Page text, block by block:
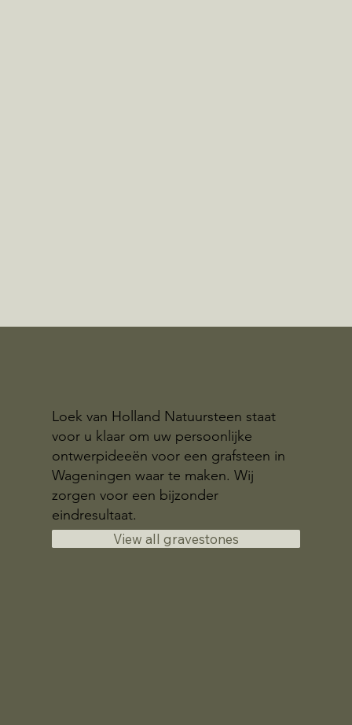
Loek van Holland Natuursteen staat
voor u klaar om uw persoonlijke
ontwerpideeën voor een grafsteen in
Wageningen waar te maken. Wij
zorgen voor een bijzonder
eindresultaat.
View all gravestones